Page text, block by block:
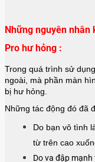
Những nguyên nhân
Pro hư hỏng :
Trong quá trình sử
ngoài, mà phần màn
bị hư hỏng.
Những tác động đó đã
Do bạn vô tình
từ trên cao
Do va đập